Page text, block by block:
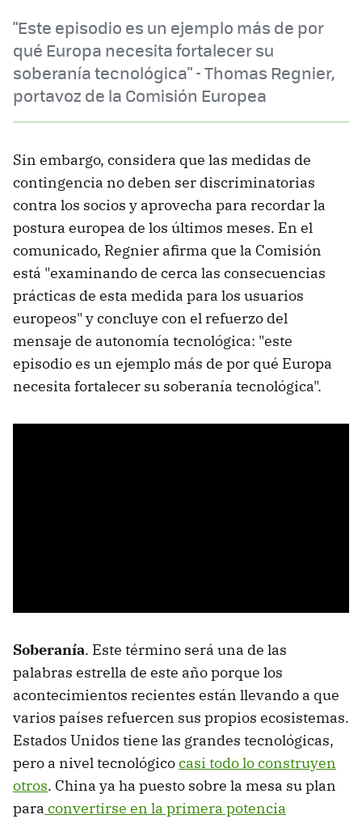
"Este episodio es un ejemplo más de por
qué Europa necesita fortalecer su
soberanía tecnológica" - Thomas Regnier,
portavoz de la Comisión Europea
Sin embargo, considera que las medidas de
contingencia no deben ser discriminatorias
contra los socios y aprovecha para recordar la
postura europea de los últimos meses. En el
comunicado, Regnier afirma que la Comisión
está "examinando de cerca las consecuencias
prácticas de esta medida para los usuarios
europeos" y concluye con el refuerzo del
mensaje de autonomía tecnológica: "este
episodio es un ejemplo más de por qué Europa
necesita fortalecer su soberanía tecnológica".
Soberanía. Este término será una de las
palabras estrella de este año porque los
acontecimientos recientes están llevando a que
varios países refuercen sus propios ecosistemas.
Estados Unidos tiene las grandes tecnológicas,
pero a nivel tecnológicocasi todo lo construyen
otros. China ya ha puesto sobre la mesa su plan
para convertirse en la primera potencia